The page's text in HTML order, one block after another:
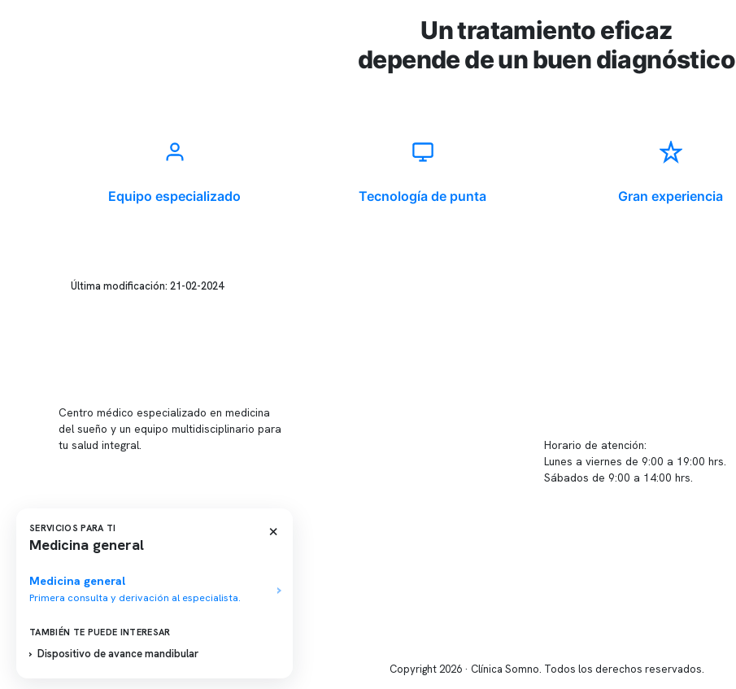
Un tratamiento eficaz
depende de un buen diagnóstico
Equipo especializado Tecnología de punta Gran experiencia
Última modificación: 21-02-2024
Centro médico especializado en medicina
del sueño y un equipo multidisciplinario para
tu salud integral.
Horario de atención:
Lunes a viernes de 9:00 a 19:00 hrs.
Sábados de 9:00 a 14:00 hrs.
Copyright 2026 · Clínica Somno. Todos los derechos reservados.
SERVICIOS PARA TI
Medicina general
×
Medicina general
Primera consulta y derivación al especialista.
TAMBIÉN TE PUEDE INTERESAR
Dispositivo de avance mandibular